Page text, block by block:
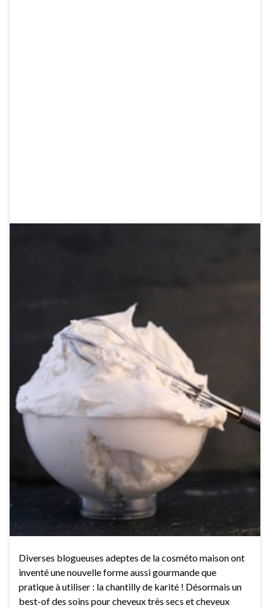
Diverses blogueuses adeptes de la cosméto maison ont
inventé une nouvelle forme aussi gourmande que
pratique à utiliser : la chantilly de karité ! Désormais un
best-of des soins pour cheveux très secs et cheveux